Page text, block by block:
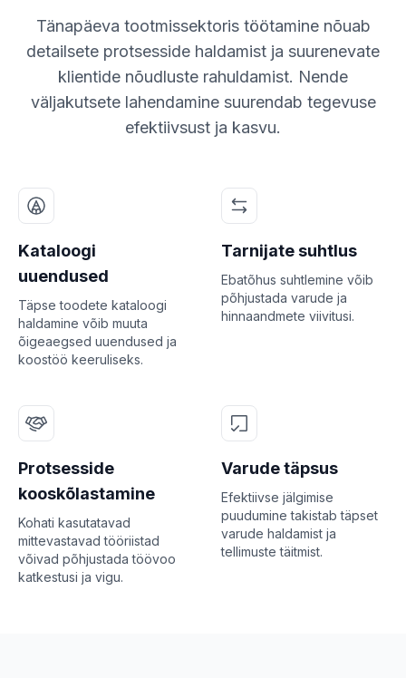
Tänapäeva tootmissektoris töötamine nõuab
detailsete protsesside haldamist ja suurenevate
klientide nõudluste rahuldamist. Nende
väljakutsete lahendamine suurendab tegevuse
efektiivsust ja kasvu.
Kataloogi
uuendused
Täpse toodete kataloogi
haldamine võib muuta
õigeaegsed uuendused ja
koostöö keeruliseks.
Tarnijate suhtlus
Ebatõhus suhtlemine võib
põhjustada varude ja
hinnaandmete viivitusi.
Protsesside
kooskõlastamine
Kohati kasutatavad
mittevastavad tööriistad
võivad põhjustada töövoo
katkestusi ja vigu.
Varude täpsus
Efektiivse jälgimise
puudumine takistab täpset
varude haldamist ja
tellimuste täitmist.